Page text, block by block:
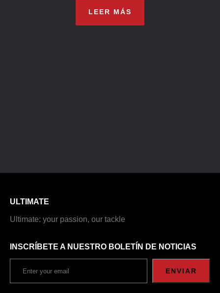
LEER MÁS
ULTIMATE
Ultimate: your passion, our tackle
INSCRÍBETE A NUESTRO BOLETÍN DE NOTICIAS
ENVIAR